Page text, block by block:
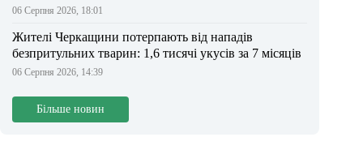
06 Серпня 2026, 18:01
Жителі Черкащини потерпають від нападів
безпритульних тварин: 1,6 тисячі укусів за 7 місяців
06 Серпня 2026, 14:39
Більше новин